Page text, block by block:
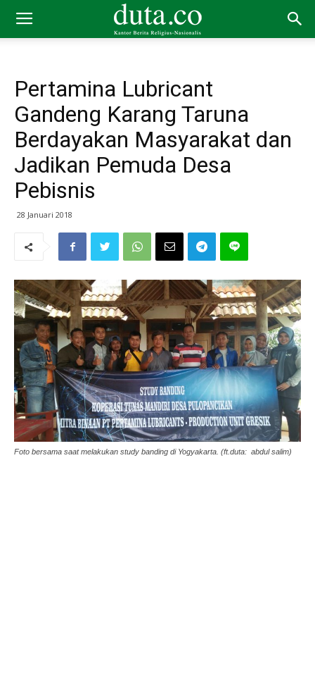
Pertamina Lubricant
Gandeng Karang Taruna
Berdayakan Masyarakat dan
Jadikan Pemuda Desa
Pebisnis
28 Januari 2018
Foto bersama saat melakukan study banding di Yogyakarta. (ft.duta: abdul salim)